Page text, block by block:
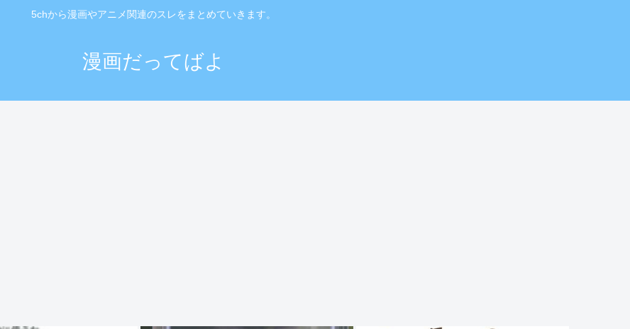
5chから漫画やアニメ関連のスレをまとめていきます。
漫画だってばよ